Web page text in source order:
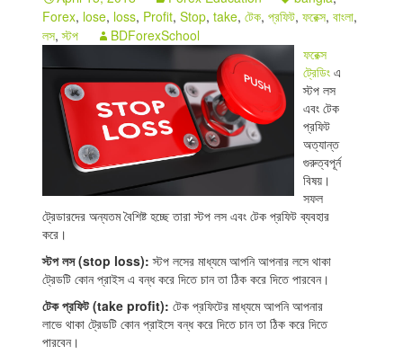
Indicators
Open a live account
Forex, lose, loss, Profit,Stop,take,টেক,প্রফিট,ফরেক্স,বাংলা,
লস,স্টপ
BDForexSchool
ফরেক্স
ট্রেডিং এ
স্টপ লস
এবং টেক
প্রফিট
অত্যান্ত
গুরুত্বপূর্ন
বিষয়।
সফল
ট্রেডারদের অন্যতম বৈশিষ্ট হচ্ছে তারা স্টপ লস এবং টেক প্রফিট ব্যবহার
করে।
স্টপ লস (stop loss): স্টপ লসের মাধ্যমে আপনি আপনার লসে থাকা
ট্রেডটি কোন প্রাইস এ বন্ধ করে দিতে চান তা ঠিক করে দিতে পারবেন।
টেক প্রফিট (take profit): টেক প্রফিটের মাধ্যমে আপনি আপনার
লাভে থাকা ট্রেডটি কোন প্রাইসে বন্ধ করে দিতে চান তা ঠিক করে দিতে
পারবেন।